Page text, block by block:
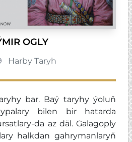
OGLY
Harby Taryh
bar. Baý taryhy ýoluň
bilen bir hatarda
da az däl. Galagoply
halkdan gahrymanlaryň